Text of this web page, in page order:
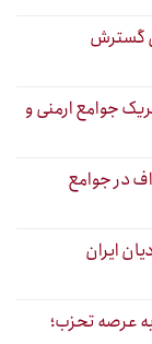
گسترش
جوامع ارمنی و
در جوامع
ایران
عرصه تحزب؛